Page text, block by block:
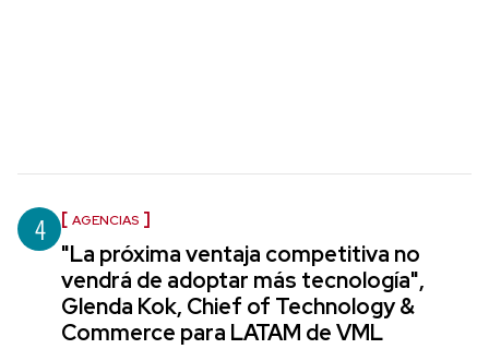
4 AGENCIAS
"La próxima ventaja competitiva no
vendrá de adoptar más tecnología",
Glenda Kok, Chief of Technology &
Commerce para LATAM de VML